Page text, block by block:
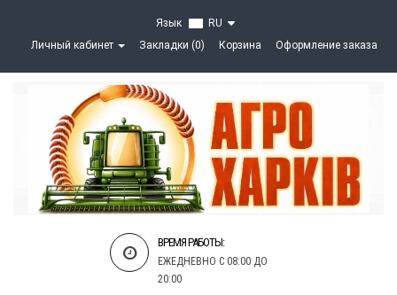
Язык
RU
Личный кабинет
Закладки (0) Корзина Оформление заказа
ВРЕМЯ РАБОТЫ:
ЕЖЕДНЕВНО С 08:00 ДО
20:00